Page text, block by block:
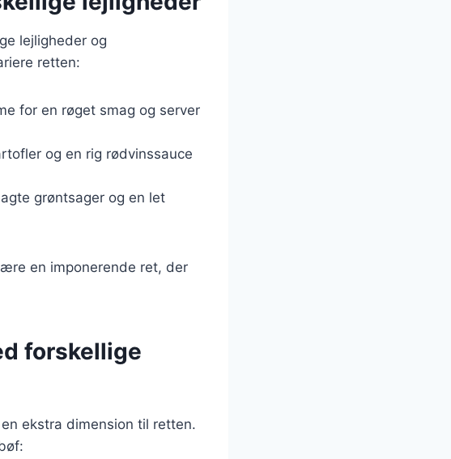
lejligheder og
retten:
for en røget smag og server
og en rig rødvinssauce
grøntsager og en let
en imponerende ret, der
forskellige
ekstra dimension til retten.